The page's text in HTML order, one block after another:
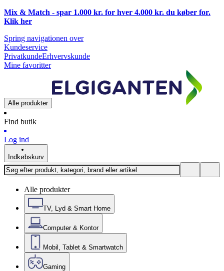
Mix & Match - spar 1.000 kr. for hver 4.000 kr. du køber for.
Klik her
Spring navigationen over
Kundeservice
PrivatkundeErhvervskunde
Mine favoritter
Alle produkter
Find butik
Log ind
Indkøbskurv
Alle produkter
TV, Lyd & Smart Home
Computer & Kontor
Mobil, Tablet & Smartwatch
Gaming